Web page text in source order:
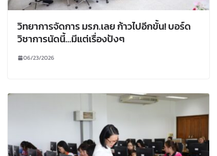
วิทยาการจัดการ มรภ.เลย ก้าวไปอีกขั้น! บอร์ด
วิชาการนัดนี้…มีแต่เรื่องปังๆ
06/23/2026